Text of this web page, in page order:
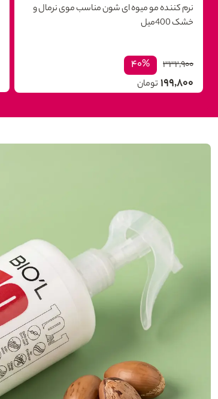
‫نرم كننده مو میوه ای شون مناسب موی نرمال و
خشک 400میل
۳۳۲,۹۰۰ ۴۰%
۱۹۹,۸۰۰ تومان